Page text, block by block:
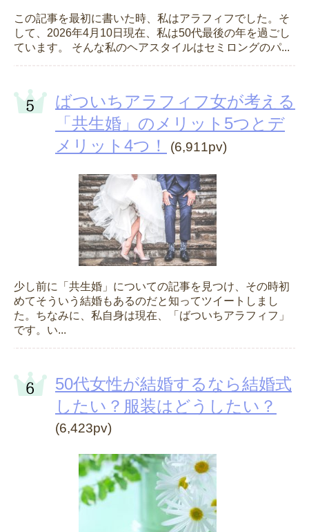
この記事を最初に書いた時、私はアラフィフでした。そ
して、2026年4月10日現在、私は50代最後の年を過ごし
ています。 そんな私のヘアスタイルはセミロングのパ...
ばついちアラフィフ女が考える
「共生婚」のメリット5つとデ
メリット4つ！
(6,911pv)
少し前に「共生婚」についての記事を見つけ、その時初
めてそういう結婚もあるのだと知ってツイートしまし
た。ちなみに、私自身は現在、「ばついちアラフィフ」
です。い...
50代女性が結婚するなら結婚式
したい？服装はどうしたい？
(6,423pv)